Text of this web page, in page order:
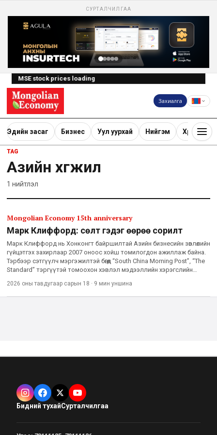
СУРТАЛЧИЛГАА
MSE stock prices loading
Захиалга
Эдийн засаг Бизнес Уул уурхай Нийгэм Хөрөнгө
TAG
Азийн хөгжил
1 нийтлэл
Mongolian Economy 15th anniversary
Марк Клиффорд: Өсөлт гэдэг өөрөө сорилт
Марк Клиффорд нь Хонконгт байршилтай Азийн бизнесийн зөвлөлийн
гүйцэтгэх захирлаар 2007 оноос хойш томилогдон ажиллаж байна.
Тэрбээр сэтгүүлч мэргэжилтэй бөгөөд “South China Morning Post”, “The
Standard” тэргүүтэй томоохон хэвлэл мэдээллийн хэрэгслийн
2026 оны тавдугаар сарын 18 · 9 мин уншина
Бидний тухайСурталчилгаа